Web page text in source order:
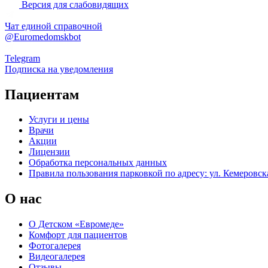
Версия для слабовидящих
Чат единой справочной
@Euromedomskbot
Telegram
Подписка на уведомления
Пациентам
Услуги и цены
Врачи
Акции
Лицензии
Обработка персональных данных
Правила пользования парковкой по адресу: ул.
О нас
О Детском «Евромеде»
Комфорт для пациентов
Фотогалерея
Видеогалерея